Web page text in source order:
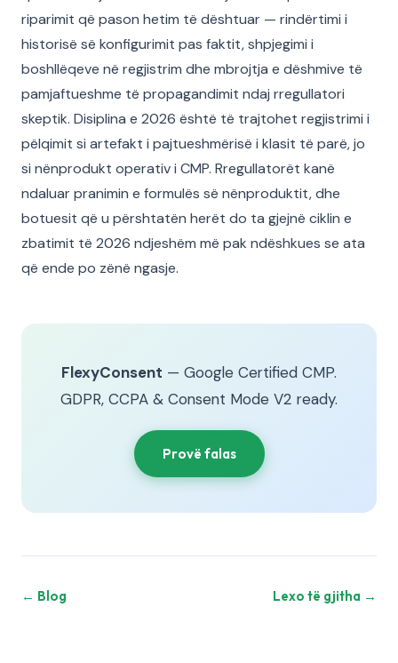
riparimit që pason hetim të dështuar — rindërtimi i
historisë së konfigurimit pas faktit, shpjegimi i
boshllëqeve në regjistrim dhe mbrojtja e dëshmive të
pamjaftueshme të propagandimit ndaj rregullatori
skeptik. Disiplina e 2026 është të trajtohet regjistrimi i
pëlqimit si artefakt i pajtueshmërisë i klasit të parë, jo
si nënprodukt operativ i CMP. Rregullatorët kanë
ndaluar pranimin e formulës së nënproduktit, dhe
botuesit që u përshtatën herët do ta gjejnë ciklin e
zbatimit të 2026 ndjeshëm më pak ndëshkues se ata
që ende po zënë ngasje.
FlexyConsent — Google Certified CMP.
GDPR, CCPA & Consent Mode V2 ready.
Provë falas
← Blog Lexo të gjitha →